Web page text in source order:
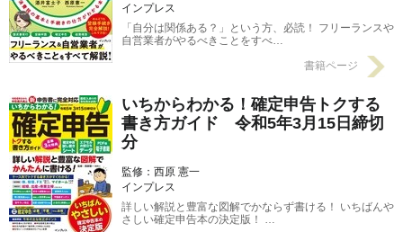
インプレス
「自分は関係ある？」という方、必読！ フリーランスや
自営業者がやるべきことをすべ…
書籍ページ
いちからわかる！確定申告トクする
書き方ガイド 令和5年3月15日締切
分
監修：西原 憲一
インプレス
詳しい解説と豊富な図解でかならず書ける！ いちばんや
さしい確定申告本の決定版！ …